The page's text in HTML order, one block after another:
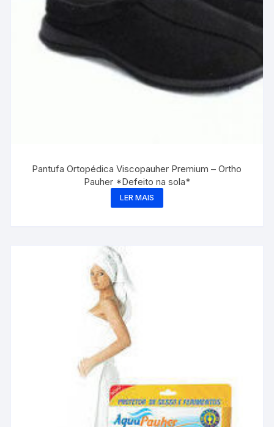
Pantufa Ortopédica Viscopauher Premium – Ortho
Pauher *Defeito na sola*
LER MAIS